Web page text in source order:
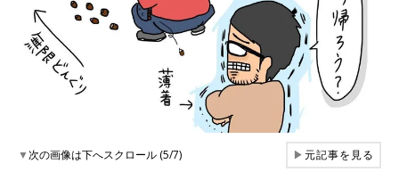
▼次の画像は下へスクロール (5/7) ▶元記事を見る